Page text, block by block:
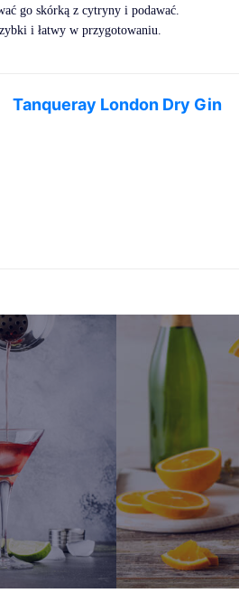
go skórką z cytryny i podawać.
i łatwy w przygotowaniu.
Tanqueray London Dry Gin